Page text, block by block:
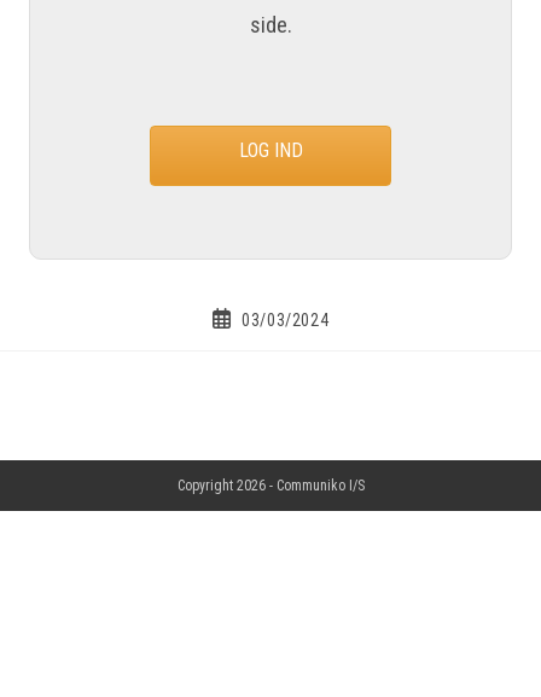
side.
LOG IND
03/03/2024
Copyright 2026 - Communiko I/S